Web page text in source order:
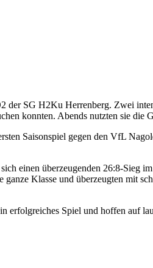
SG H2Ku Herrenberg. Zwei
konnten. Abends nutzten sie die
Saisonspiel gegen den VfL
einen überzeugenden 26:8-Sieg
Klasse und überzeugten mit
erfolgreiches Spiel und hoffen auf